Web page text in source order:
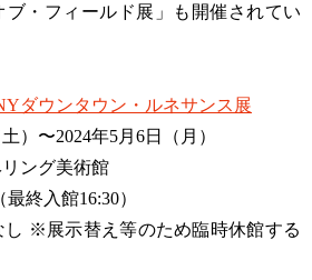
・フィールド展」も開催されてい
ダウンタウン・ルネサンス展
）〜2024年5月6日（月）
ング美術館
終入館16:30）
し ※展示替え等のため臨時休館する